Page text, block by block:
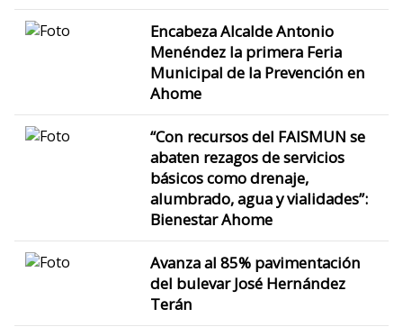
Encabeza Alcalde Antonio
Menéndez la primera Feria
Municipal de la Prevención en
Ahome
“Con recursos del FAISMUN se
abaten rezagos de servicios
básicos como drenaje,
alumbrado, agua y vialidades”:
Bienestar Ahome
Avanza al 85% pavimentación
del bulevar José Hernández
Terán